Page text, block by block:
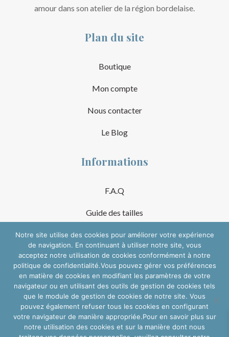
amour dans son atelier de la région bordelaise.
Plan du site
Boutique
Mon compte
Nous contacter
Le Blog
Informations
F.A.Q
Guide des tailles
Mentions Légales
Conditions Générales de Vente
Suivre sur les réseaux
Notre site utilise des cookies pour améliorer votre expérience
de navigation. En continuant à utiliser notre site, vous
acceptez notre utilisation de cookies conformément à notre
politique de confidentialité.Vous pouvez gérer vos préférences
en matière de cookies en modifiant les paramètres de votre
navigateur ou en utilisant des outils de gestion de cookies tels
que le module de gestion de cookies de notre site. Vous
pouvez également refuser tous les cookies en configurant
votre navigateur de manière appropriée.Pour en savoir plus sur
notre utilisation des cookies et sur la manière dont nous